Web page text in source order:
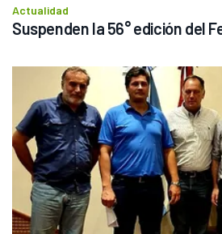
Actualidad
Suspenden la 56° edición del